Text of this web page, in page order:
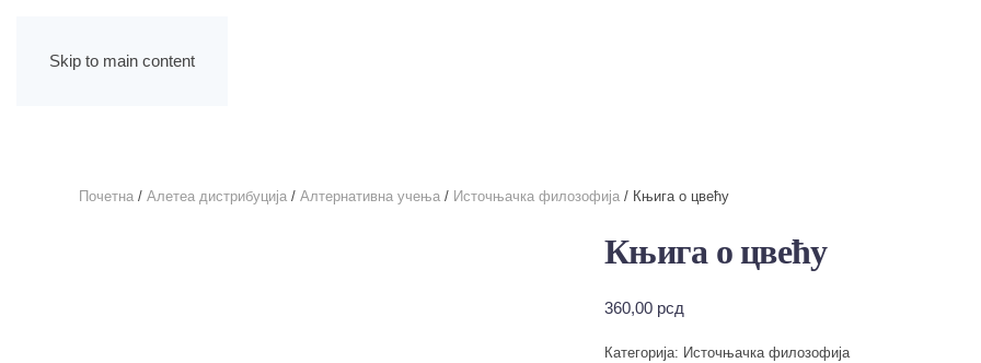
Skip to main content
Почетна / Алетеа дистрибуција / Алтернативна учења / Источњачка филозофија / Књига о цвећу
Књига о цвећу
360,00 рсд
Категорија: Источњачка филозофија